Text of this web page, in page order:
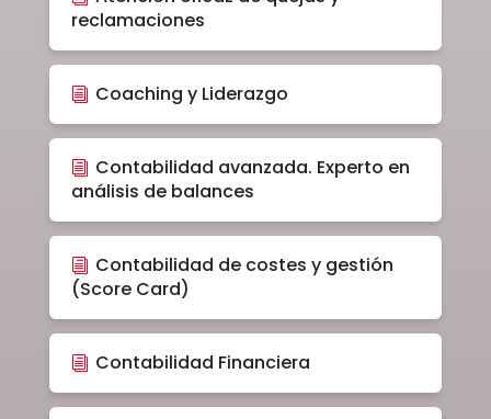
reclamaciones
Coaching y Liderazgo
Contabilidad avanzada. Experto en
análisis de balances
Contabilidad de costes y gestión
(Score Card)
Contabilidad Financiera